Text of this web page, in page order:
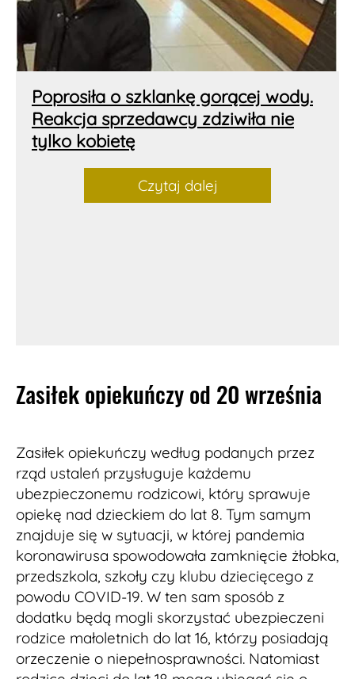
Poprosiła o szklankę gorącej wody.
Reakcja sprzedawcy zdziwiła nie
tylko kobietę
Czytaj dalej
Zasiłek opiekuńczy od 20 września
Zasiłek opiekuńczy według podanych przez
rząd ustaleń przysługuje każdemu
ubezpieczonemu rodzicowi, który sprawuje
opiekę nad dzieckiem do lat 8. Tym samym
znajduje się w sytuacji, w której pandemia
koronawirusa spowodowała zamknięcie żłobka,
przedszkola, szkoły czy klubu dziecięcego z
powodu COVID-19. W ten sam sposób z
dodatku będą mogli skorzystać ubezpieczeni
rodzice małoletnich do lat 16, którzy posiadają
orzeczenie o niepełnosprawności. Natomiast